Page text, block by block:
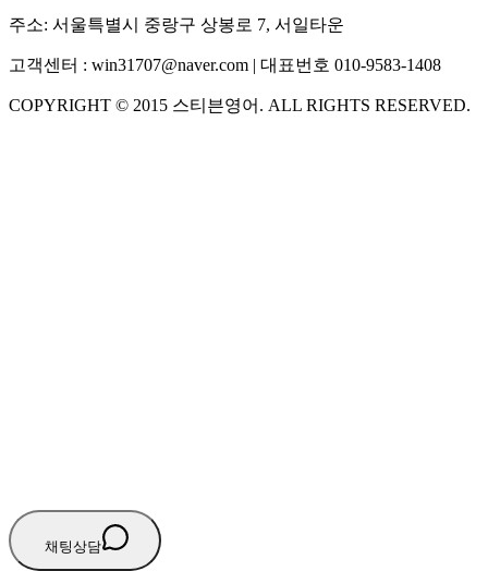
주소: 서울특별시 중랑구 상봉로 7, 서일타운
고객센터 : win31707@naver.com | 대표번호 010-9583-1408
COPYRIGHT © 2015 스티븐영어 . ALL RIGHTS RESERVED.
채팅상담